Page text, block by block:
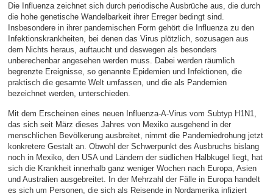
Die Influenza zeichnet sich durch periodische Ausbrüche aus, die durch
die hohe genetische Wandelbarkeit ihrer Erreger bedingt sind.
Insbesondere in ihrer pandemischen Form gehört die Influenza zu den
Infektionskrankheiten, bei denen das Virus plötzlich, sozusagen aus
dem Nichts heraus, auftaucht und deswegen als besonders
unberechenbar angesehen werden muss. Dabei werden räumlich
begrenzte Ereignisse, so genannte Epidemien und Infektionen, die
praktisch die gesamte Welt umfassen, und die als Pandemien
bezeichnet werden, unterschieden.
Mit dem Erscheinen eines neuen Influenza-A-Virus vom Subtyp H1N1,
das sich seit März dieses Jahres von Mexiko ausgehend in der
menschlichen Bevölkerung ausbreitet, nimmt die Pandemiedrohung jetzt
konkretere Gestalt an. Obwohl der Schwerpunkt des Ausbruchs bislang
noch in Mexiko, den USA und Ländern der südlichen Halbkugel liegt, hat
sich die Krankheit innerhalb ganz weniger Wochen nach Europa, Asien
und Australien ausgebreitet. In der Mehrzahl der Fälle in Europa handelt
es sich um Personen, die sich als Reisende in Nordamerika infiziert